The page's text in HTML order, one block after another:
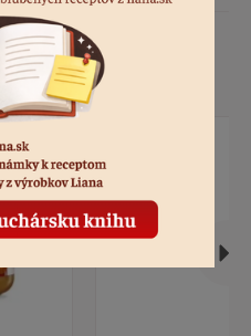
produkty